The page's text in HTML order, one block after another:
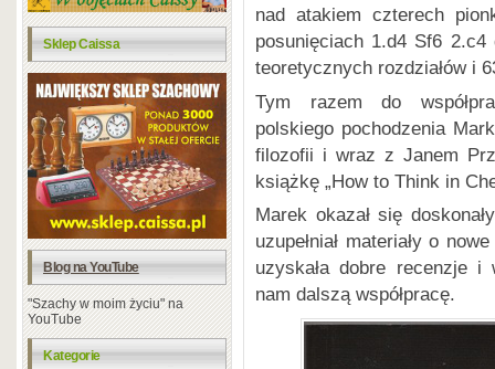
Sklep Caissa
Blog na YouTube
"Szachy w moim życiu" na
YouTube
Kategorie
nad atakiem czterech
posunięciach 1.d4 Sf6
teoretycznych rozdziałów i
Tym razem do
polskiego pochodzenia
filozofii i wraz z Janem
książkę „How to Think in
Marek okazał się
uzupełniał materiały o
uzyskała dobre recenzje i
nam dalszą współpracę.